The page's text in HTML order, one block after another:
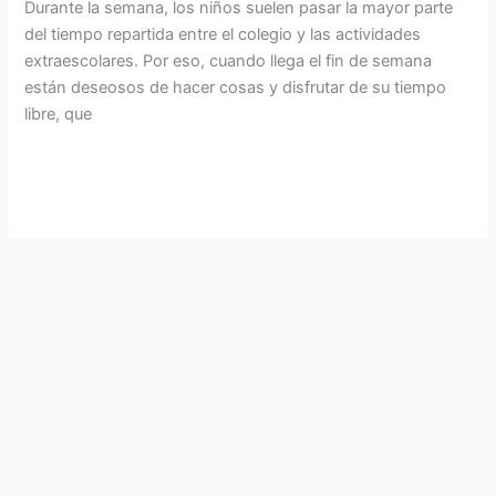
Durante la semana, los niños suelen pasar la mayor parte
del tiempo repartida entre el colegio y las actividades
extraescolares. Por eso, cuando llega el fin de semana
están deseosos de hacer cosas y disfrutar de su tiempo
libre, que